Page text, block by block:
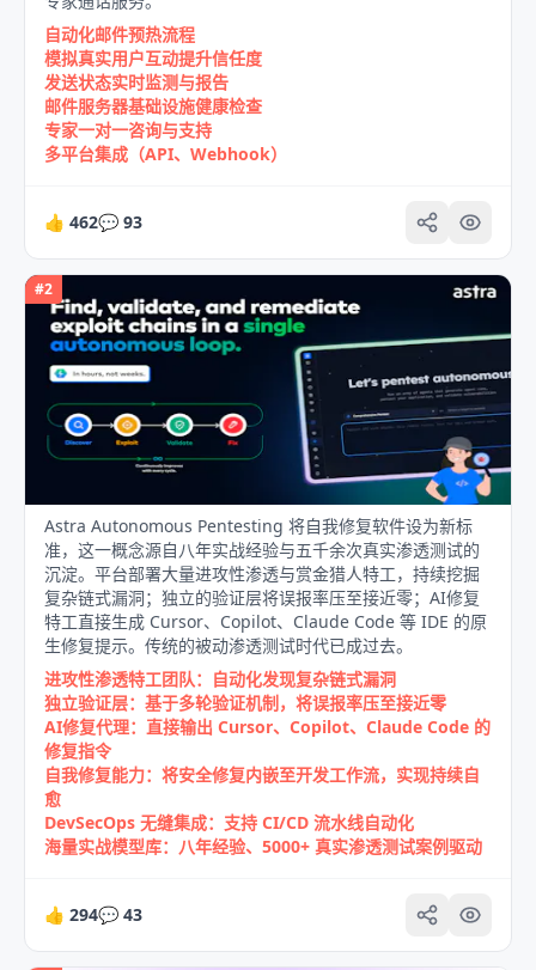
自动化邮件预热流程
模拟真实用户互动提升信任度
发送状态实时监测与报告
邮件服务器基础设施健康检查
专家一对一咨询与支持
多平台集成（API、Webhook）
👍 462💬 93
#2
Astra Autonomous Pentesting 将自我修复软件设为新标
准，这一概念源自八年实战经验与五千余次真实渗透测试的
沉淀。平台部署大量进攻性渗透与赏金猎人特工，持续挖掘
复杂链式漏洞；独立的验证层将误报率压至接近零；AI修复
特工直接生成 Cursor、Copilot、Claude Code 等 IDE 的原
生修复提示。传统的被动渗透测试时代已成过去。
进攻性渗透特工团队：自动化发现复杂链式漏洞
独立验证层：基于多轮验证机制，将误报率压至接近零
AI修复代理：直接输出 Cursor、Copilot、Claude Code 的
修复指令
自我修复能力：将安全修复内嵌至开发工作流，实现持续自
愈
DevSecOps 无缝集成：支持 CI/CD 流水线自动化
海量实战模型库：八年经验、5000+ 真实渗透测试案例驱动
👍 294💬 43